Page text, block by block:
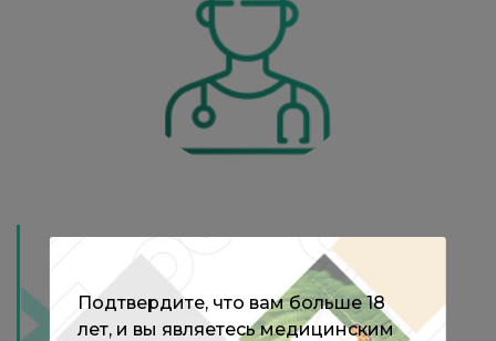
Подтвердите, что вам больше 18
лет, и вы являетесь медицинским